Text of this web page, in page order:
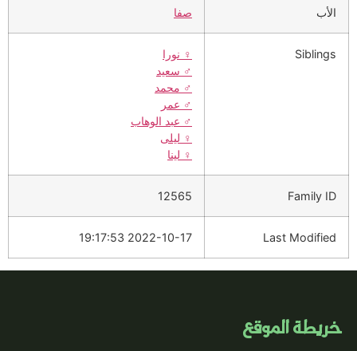
الأب صفا
Siblings
♀️ نورا
♂️ سعيد
♂️ محمد
♂️ عمر
♂️ عبد الوهاب
♀️ ليلى
♀️ لينا
Family ID
12565
Last Modified
2022-10-17 19:17:53
خريطة الموقع